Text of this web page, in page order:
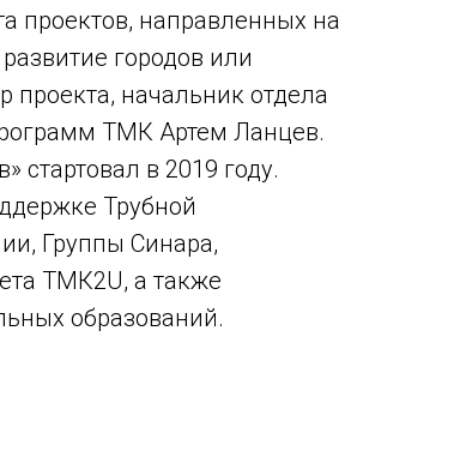
проектов, направленных на
городов или
проекта, начальник отдела
ТМК Артем Ланцев.
стартовал в 2019 году.
Трубной
Группы Синара,
ТМК2U, а также
образований.